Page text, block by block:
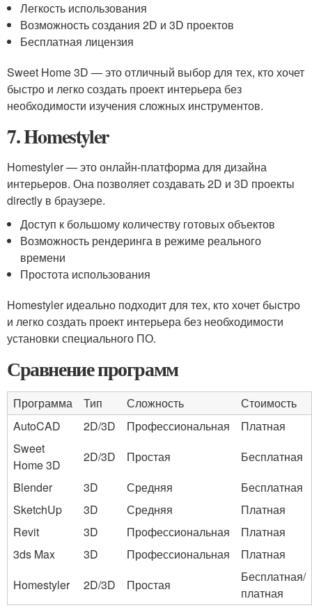
Легкость использования
Возможность создания 2D и 3D проектов
Бесплатная лицензия
Sweet Home 3D — это отличный выбор для тех, кто хочет
быстро и легко создать проект интерьера без
необходимости изучения сложных инструментов.
7. Homestyler
Homestyler — это онлайн-платформа для дизайна
интерьеров. Она позволяет создавать 2D и 3D проекты
directly в браузере.
Доступ к большому количеству готовых объектов
Возможность рендеринга в режиме реального
времени
Простота использования
Homestyler идеально подходит для тех, кто хочет быстро
и легко создать проект интерьера без необходимости
установки специального ПО.
Сравнение программ
Программа Тип Сложность
Стоимость
AutoCAD
2D/3D Профессиональная
Платная
Sweet
Home 3D
2D/3D Простая
Бесплатная
Blender
3D Средняя
Бесплатная
SketchUp
3D Средняя
Платная
Revit
3D Профессиональная
Платная
3ds Max
3D Профессиональная
Платная
Homestyler
2D/3D Простая
Бесплатная/
платная